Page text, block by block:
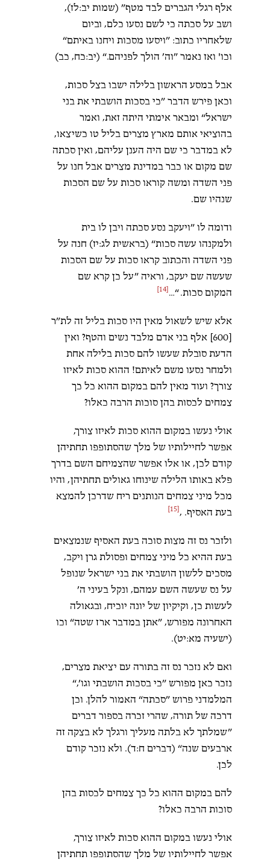
אלף רגלי הגברים לבד מטף” (שמות יב:לז),
ושב על סכתה כי לשם נסעו כלם, וביום
שלאחריו כתוב: ”ויסעו מסכות ויחנו באיתם“
וכו' ואז נאמר ”וה’ הולך לפניהם.“ (יב:כח, כב)
אבל במסע הראשון בלילה ישבו בצל סכות,
וכאן פירש הדבר ”כי בסכות הושבתי את בני
ישראל“ ומבאר אימתי היתה זאת, ואמר
בהוציאי אותם מארץ מצרים בליל טו כשיצאו,
לא במדבר כי שם היה הענן עליהם, ואין סכתה
שם מקום או כבר במדינת מצרים אבל חנו על
פני השדה ומשה קוראו סכות על שם הסכות
שנהיו שם.
ודומה לו ”ויעקב נסע סכתה ויבן לו בית
ולמקנהו עשה סכות“ (בראשית לג:יז) חנה על
פני השדה והכתוב קראו סכות על שם הסכות
שעשה שם יעקב, וראיה ”על כן קרא שם
המקום סכות. “… [14]
אלא שיש לשאול מאין היו סכות בליל זה לת”ר
[600] אלף בני אדם מלבד נשים והטף? ואין
הדעת סובלת שעשו להם סכות בלילה אחת
ולמחר נסעו משם לאיתם! ההוא סכות לאיזו
צורך? ועוד מאין להם במקום ההוא כל כך
צמחים לכסות בהן סוכות הרבה כאלו?
אולי נעשו במקום ההוא סכות לאיזו צורך,
אפשר לחיילותיו של מלך שהסתופפו תחתיהן
קודם לכן, או אלו אפשר שהצמיחם השם בדרך
פלא באותו הלילה שינוחו גאולים תחתיהן, והיו
מכל מיני צמחים הנותנים ריח שדרכן להמצא
בעת האסיף. ,[15]
ולזכר נס זה מצות סוכה בעת האסיף שנמצאים
בעת ההיא כל מיני צמחים ופסולת גרן ויקב,
מסכים ללשון הושבתי את בני ישראל שנופל
על נס שעשה השם עמהם, ונקל בעיני ה’
לעשות כן, וקיקיון של יונה יוכיח, ובגאולה
האחרונה מפורש, ”אתן במדבר ארז שטה“ וכו
(ישעיה מא:יט).
ואם לא נזכר נס זה בתורה עם יציאת מצרים,
נזכר כאן מפורש ”כי בסכות הושבתי וגו’,“
המלמדני פרוש ”סכתה“ האמור להלן. וכן
דרכה של תורה, שהרי זכרה בספור דברים
”שמלתך לא בלתה מעליך ורגלך לא בצקה זה
ארבעים שנה“ (דברים ח:ד). ולא נזכר קודם
לכן.
להם במקום ההוא כל כך צמחים לכסות בהן
סוכות הרבה כאלו?
אולי נעשו במקום ההוא סכות לאיזו צורך,
אפשר לחיילותיו של מלך שהסתופפו תחתיהן